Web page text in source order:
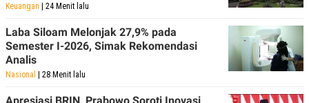
Keuangan | 24 Menit lalu
Laba Siloam Melonjak 27,9% pada
Semester I-2026, Simak Rekomendasi
Analis
Nasional | 28 Menit lalu